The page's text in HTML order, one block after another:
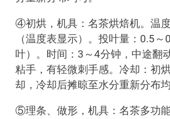
④初烘，机具：名茶烘焙机。温
（温度表显示）。投叶量：0.5
叶）。时间：3～4分钟，中途翻
粘手，有轻微刺手感。冷却：初
却，冷却后摊晾至水分重新分布均
⑤理条、做形，机具：名茶多功